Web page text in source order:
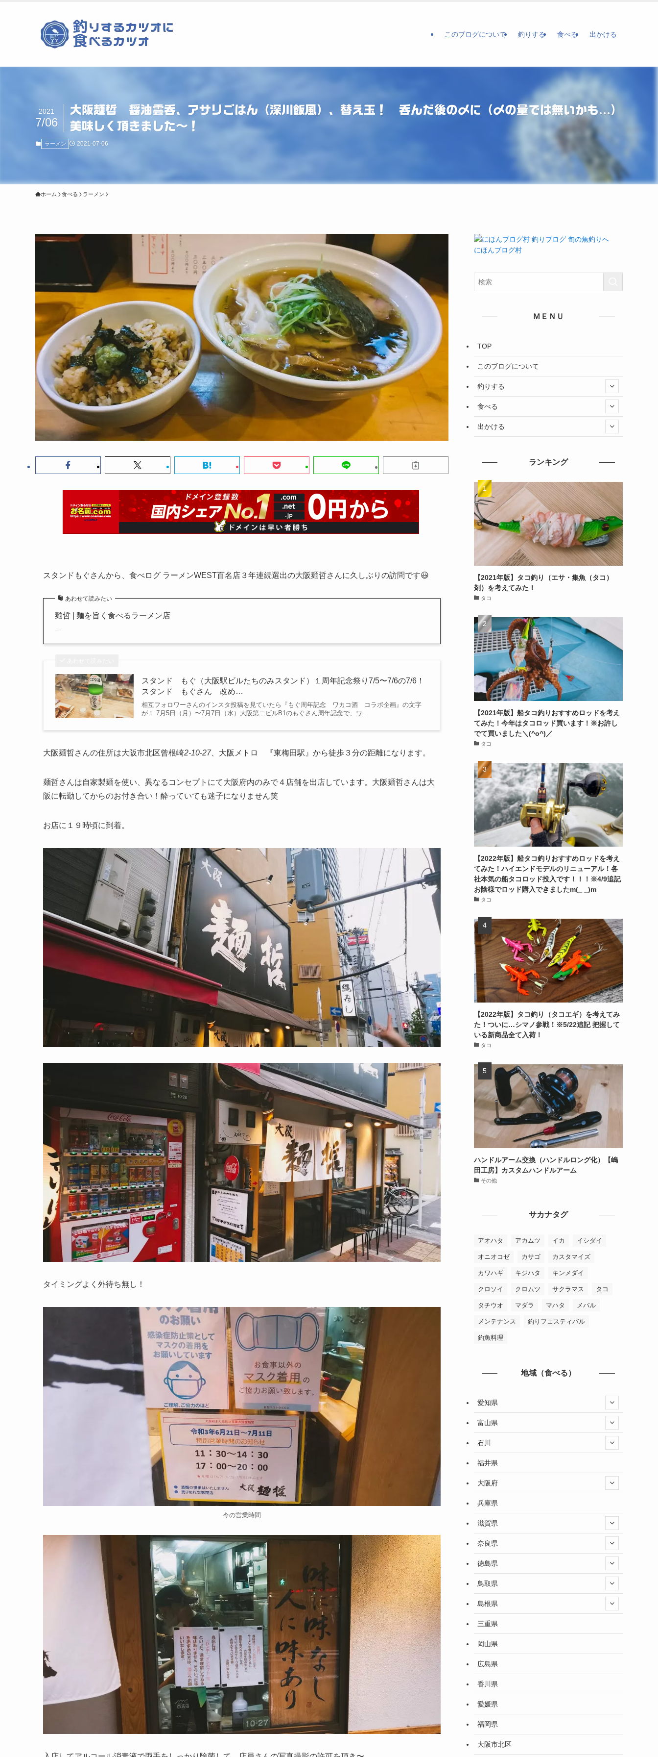
このブログについて 釣りする 食べる 出かける
大阪麺哲 醤油雲呑、アサリごはん（深川飯風）、替え玉！ 呑んだ後の〆に（〆の量では無いかも…）
美味しく頂きました〜！
2021
7/06
ラーメン 2021-07-06
ホーム 食べる ラーメン
スタンドもぐさんから、食べログ ラーメンWEST百名店３年連続選出の大阪麺哲さんに久しぶりの訪問です😃
あわせて読みたい
麺哲 | 麺を旨く食べるラーメン店
…
スタンド もぐ（大阪駅ビルたちのみスタンド）１周年記念祭り7/5〜7/6の7/6！
スタンド もぐさん 改め…
相互フォロワーさんのインスタ投稿を見ていたら『もぐ周年記念 ワカコ酒 コラボ企画』の文字
が！ 7月5日（月）〜7月7日（水）大阪第二ビルB1のもぐさん周年記念で、ワ…
大阪麺哲さんの住所は大阪市北区曾根崎2-10-27、大阪メトロ 『東梅田駅』から徒歩３分の距離になります。
麺哲さんは自家製麺を使い、異なるコンセプトにて大阪府内のみで４店舗を出店しています。大阪麺哲さんは大
阪に転勤してからのお付き合い！酔っていても迷子になりません笑
お店に１９時頃に到着。
タイミングよく外待ち無し！
今の営業時間
にほんブログ村
ＭＥＮＵ
TOP
このブログについて
釣りする
食べる
出かける
ランキング
【2021年版】タコ釣り（エサ・集魚（タコ）
剤）を考えてみた！
タコ
【2021年版】船タコ釣りおすすめロッドを考え
てみた！今年はタコロッド買います！※お許し
でて買いました＼(^o^)／
タコ
【2022年版】船タコ釣りおすすめロッドを考え
てみた！ハイエンドモデルのリニューアル！各
社本気の船タコロッド投入です！！！※4/9追記
お陰様でロッド購入できましたm(_ _)m
タコ
【2022年版】タコ釣り（タコエギ）を考えてみ
た！ついに…シマノ参戦！※5/22追記 把握して
いる新商品全て入荷！
タコ
ハンドルアーム交換（ハンドルロング化）【嶋
田工房】カスタムハンドルアーム
その他
サカナタグ
アオハタ アカムツ イカ イシダイ
オニオコゼ カサゴ カスタマイズ
カワハギ キジハタ キンメダイ
クロソイ クロムツ サクラマス タコ
タチウオ マダラ マハタ メバル
メンテナンス 釣りフェスティバル
釣魚料理
地域（食べる）
愛知県
富山県
石川
福井県
大阪府
兵庫県
滋賀県
奈良県
徳島県
鳥取県
島根県
三重県
岡山県
広島県
香川県
愛媛県
福岡県
大阪市北区